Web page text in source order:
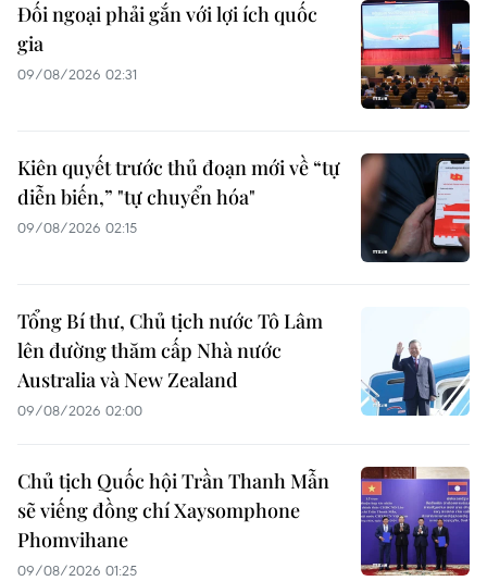
Đối ngoại phải gắn với lợi ích quốc
gia
09/08/2026 02:31
Kiên quyết trước thủ đoạn mới về “tự
diễn biến,” "tự chuyển hóa"
09/08/2026 02:15
Tổng Bí thư, Chủ tịch nước Tô Lâm
lên đường thăm cấp Nhà nước
Australia và New Zealand
09/08/2026 02:00
Chủ tịch Quốc hội Trần Thanh Mẫn
sẽ viếng đồng chí Xaysomphone
Phomvihane
09/08/2026 01:25